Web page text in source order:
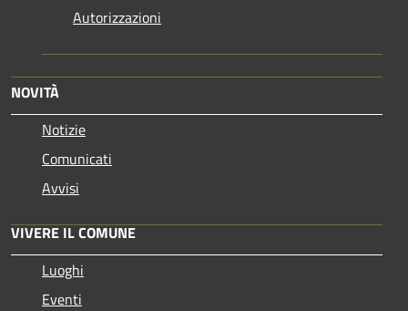
Autorizzazioni
NOVITÀ
Notizie
Comunicati
Avvisi
VIVERE IL COMUNE
Luoghi
Eventi